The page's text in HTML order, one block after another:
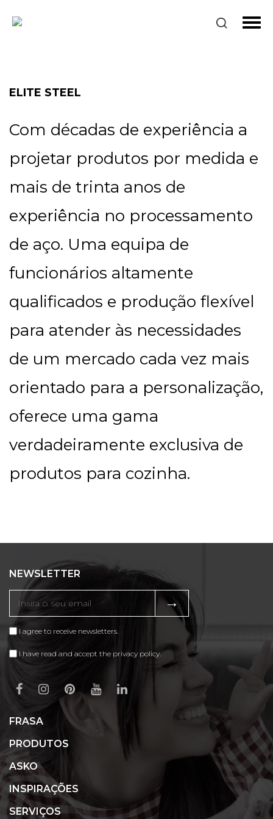
ELITE STEEL
Com décadas de experiência a
projetar produtos por medida e
mais de trinta anos de
experiência no processamento
de aço. Uma equipa de
funcionários altamente
qualificados e produção flexível
para atender às necessidades
de um mercado cada vez mais
orientado para a personalização,
oferece uma gama
verdadeiramente exclusiva de
produtos para cozinha.
NEWSLETTER
→
I agree to receive newsletters.
I have read and accept the privacy policy.
FRASA
PRODUTOS
ASKO
INSPIRAÇÕES
SERVIÇOS